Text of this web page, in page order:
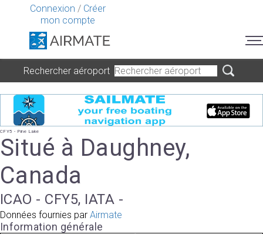
Connexion / Créer
mon compte
Rechercher aéroport
CFY5 - Pine Lake
Situé à Daughney,
Canada
ICAO - CFY5, IATA -
Données fournies par Airmate
Information générale